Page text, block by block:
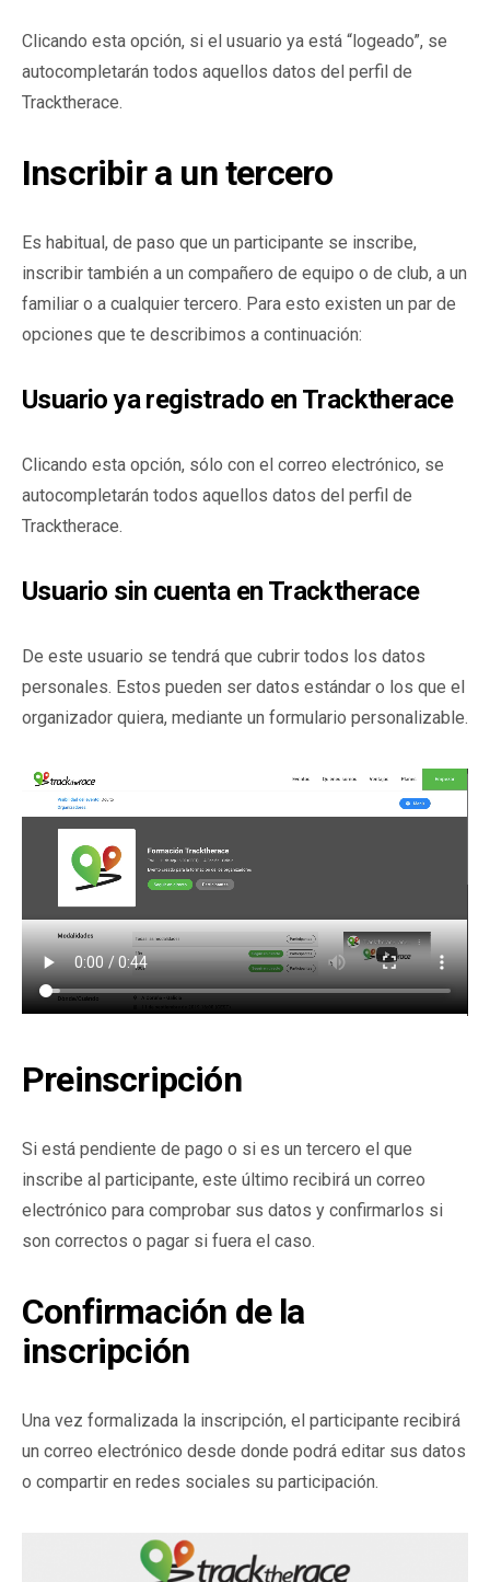
Clicando esta opción, si el usuario ya está “logeado”, se
autocompletarán todos aquellos datos del perfil de
Tracktherace.
Inscribir a un tercero
Es habitual, de paso que un participante se inscribe,
inscribir también a un compañero de equipo o de club, a un
familiar o a cualquier tercero. Para esto existen un par de
opciones que te describimos a continuación:
Usuario ya registrado en Tracktherace
Clicando esta opción, sólo con el correo electrónico, se
autocompletarán todos aquellos datos del perfil de
Tracktherace.
Usuario sin cuenta en Tracktherace
De este usuario se tendrá que cubrir todos los datos
personales. Estos pueden ser datos estándar o los que el
organizador quiera, mediante un formulario personalizable.
Preinscripción
Si está pendiente de pago o si es un tercero el que
inscribe al participante, este último recibirá un correo
electrónico para comprobar sus datos y confirmarlos si
son correctos o pagar si fuera el caso.
Confirmación de la
inscripción
Una vez formalizada la inscripción, el participante recibirá
un correo electrónico desde donde podrá editar sus datos
o compartir en redes sociales su participación.